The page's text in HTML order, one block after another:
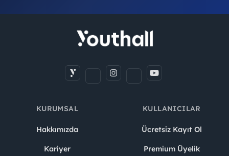
KURUMSAL
Hakkımızda
Kariyer
KULLANICILAR
Ücretsiz Kayıt Ol
Premium Üyelik